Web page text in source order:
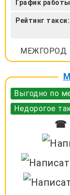
График
Рейтинг такси:
МЕЖГОРОД
Выгодно по
Недорогое
☎